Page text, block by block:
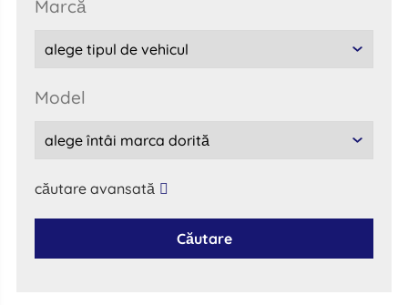
marcă
model
căutare avansată
Căutare